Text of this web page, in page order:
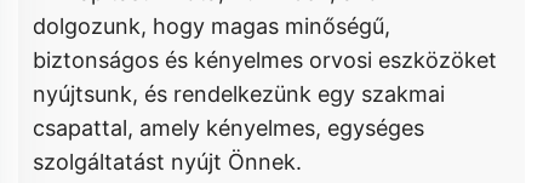
dolgozunk, hogy magas minőségű,
biztonságos és kényelmes orvosi eszközöket
nyújtsunk, és rendelkezünk egy szakmai
csapattal, amely kényelmes, egységes
szolgáltatást nyújt Önnek.